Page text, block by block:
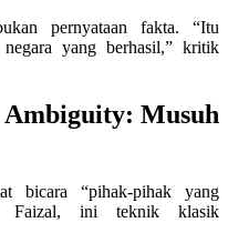
pernyataan fakta. “Itu
yang berhasil,” kritik
Ambiguity: Musuh
bicara “pihak-pihak yang
Faizal, ini teknik klasik